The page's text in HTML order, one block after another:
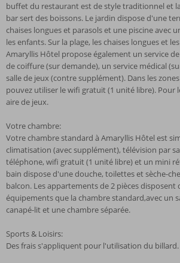
buffet du restaurant est de style traditionnel et
bar sert des boissons. Le jardin dispose d'une
chaises longues et parasols et une piscine avec
les enfants. Sur la plage, les chaises longues et
Amaryllis Hôtel propose également un service
de coiffure (sur demande), un service médical
salle de jeux (contre supplément). Dans les
pouvez utiliser le wifi gratuit (1 unité libre). Pour
aire de jeux.
Votre chambre:
Votre chambre standard à Amaryllis Hôtel est
climatisation (avec supplément), télévision par
téléphone, wifi gratuit (1 unité libre) et un mini
bain dispose d'une douche, toilettes et sèche-
balcon. Les appartements de 2 pièces disposent
équipements que la chambre standard,avec un
canapé-lit et une chambre séparée.
Sports & Loisirs:
Des frais s'appliquent pour l'utilisation du billard.